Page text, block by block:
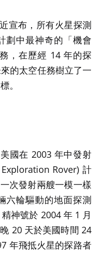
宣布，所有火星探測
劃中最神奇的「機會
，在歷經 14 年的探
的太空任務樹立了一
。
國在 2003 年中發射
Rover) 計
次發射兩艘一模一樣
六輪驅動的地面探測
神號於 2004 年 1 月
20 天於美國時間 24
年飛抵火星的探路者